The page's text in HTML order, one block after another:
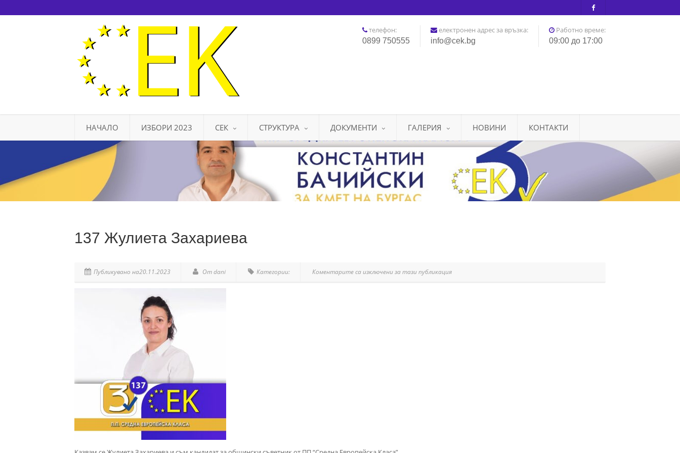
телефон:
0899 750555
електронен адрес за връзка:
info@cek.bg
Работно време:
09:00 до 17:00
НАЧАЛО ИЗБОРИ 2023 СЕК СТРУКТУРА ДОКУМЕНТИ ГАЛЕРИЯ НОВИНИ КОНТАКТИ
137 Жулиета Захариева
Публикувано на20.11.2023 От dani Категории: Коментарите са изключени за тази публикация